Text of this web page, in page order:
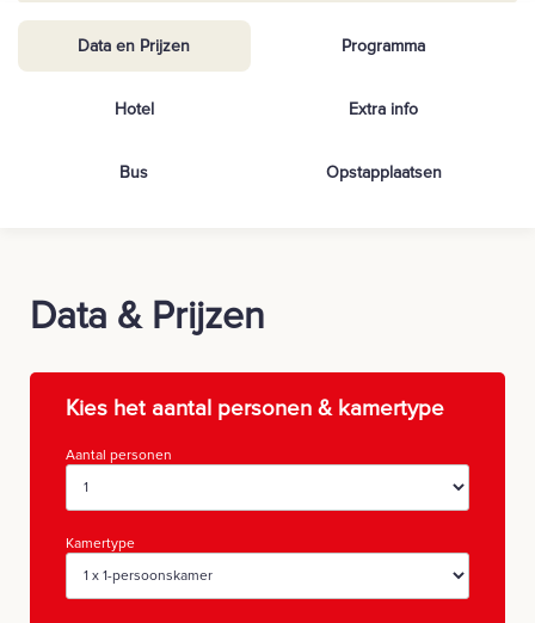
Data en Prijzen Programma
Hotel Extra info
Bus Opstapplaatsen
Data & Prijzen
Kies het aantal personen & kamertype
Aantal personen
Kamertype